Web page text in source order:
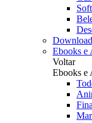
Ebooks e
Voltar
Ebooks e